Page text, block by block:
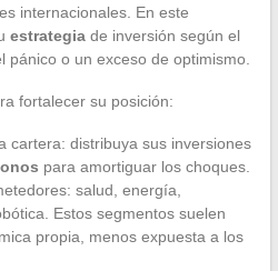
internacionales. En este
estrategiade inversión según el
pánico o un exceso de optimismo.
fortalecer su posición:
cartera: distribuya sus inversiones
para amortiguar los choques.
salud, energía,
Estos segmentos suelen
propia, menos expuesta a los